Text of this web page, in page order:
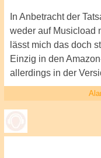
In Anbetracht der
weder auf Musicload
lässt mich das doch
Einzig in den
allerdings in der